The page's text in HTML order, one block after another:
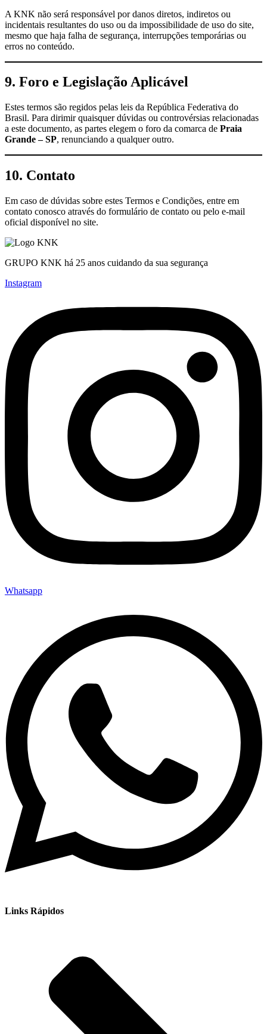
A KNK não será responsável por danos diretos, indiretos ou
incidentais resultantes do uso ou da impossibilidade de uso do site,
mesmo que haja falha de segurança, interrupções temporárias ou
erros no conteúdo.
9. Foro e Legislação Aplicável
Estes termos são regidos pelas leis da República Federativa do
Brasil. Para dirimir quaisquer dúvidas ou controvérsias relacionadas
a este documento, as partes elegem o foro da comarca de Praia
Grande – SP, renunciando a qualquer outro.
10. Contato
Em caso de dúvidas sobre estes Termos e Condições, entre em
contato conosco através do formulário de contato ou pelo e-mail
oficial disponível no site.
GRUPO KNK há 25 anos cuidando da sua segurança
Instagram
Whatsapp
Links Rápidos